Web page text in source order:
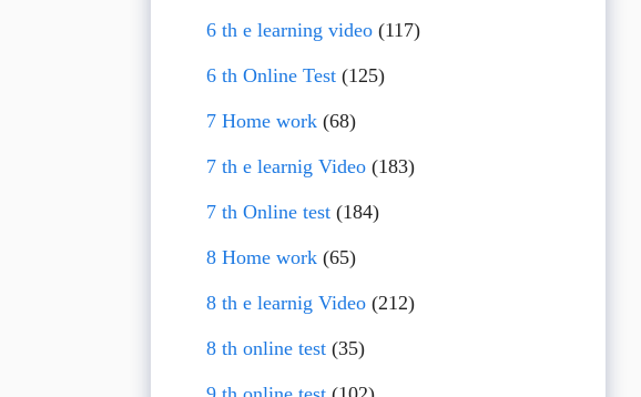
6 th e learning video(117)
6 th Online Test(125)
7 Home work(68)
7 th e learnig Video(183)
7 th Online test(184)
8 Home work(65)
8 th e learnig Video(212)
8 th online test(35)